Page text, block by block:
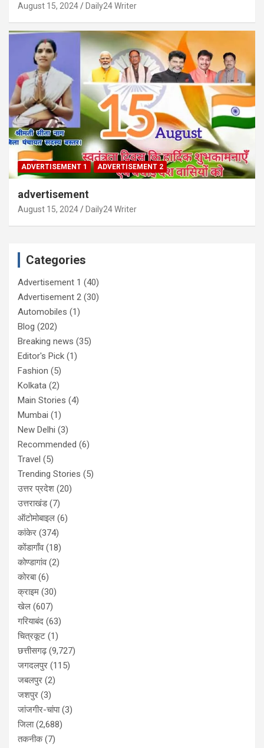
August 15, 2024 Daily24 Writer
ADVERTISEMENT 1 ADVERTISEMENT 2
advertisement
August 15, 2024 Daily24 Writer
Categories
Advertisement 1 (40)
Advertisement 2 (30)
Automobiles (1)
Blog (202)
Breaking news (35)
Editor's Pick (1)
Fashion (5)
Kolkata (2)
Main Stories (4)
Mumbai (1)
New Delhi (3)
Recommended (6)
Travel (5)
Trending Stories (5)
उत्तर प्रदेश (20)
उत्तराखंड(7)
ऑटोमोबाइल (6)
कांकेर (374)
कोंडागाँव(18)
कोण्डागांव(2)
कोरबा(6)
क्राइम (30)
खेल (607)
गरियाबंद (63)
चित्रकूट (1)
छत्तीसगढ़(9,727)
जगदलपुर (115)
जबलपुर (2)
जशपुर (3)
जांजगीर-चांपा(3)
जिला(2,688)
तकनीक(7)